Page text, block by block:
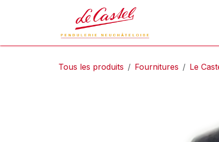
Tous les produits Fournitures Le